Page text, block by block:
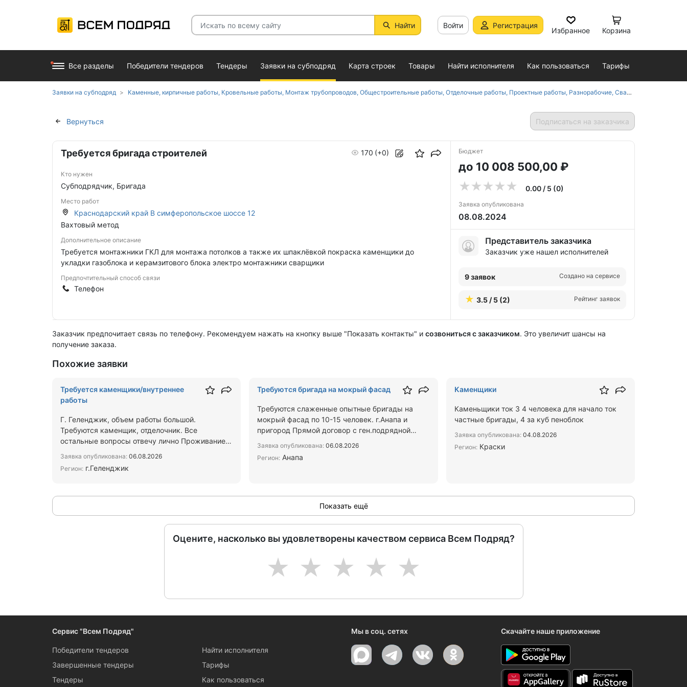
Найти Войти Регистрация
Избранное Корзина
Все разделы Победители тендеров Тендеры Заявки на субподряд Карта строек Товары Найти исполнителя Как пользоваться Тарифы
Заявки на субподряд Каменные, кирпичные работы, Кровельные работы, Монтаж трубопроводов, Общестроительные работы, Отделочные работы, Проектные работы, Разнорабочие, Сварка, металлоконструкции, Системы водопровода, канализации, отопления, Теплоизоляционные работы, Устройство полов, обойные и плиточные работы, Фасадные работы, Штукатурные работы, Электромонтажные работы в Краснодарском крае
Вернуться Подписаться на заказчика
Требуется бригада строителей 170 (+0)
Кто нужен
Субподрядчик, Бригада
Место работ
Краснодарский край В симферопольское шоссе 12
Вахтовый метод
Дополнительное описание
Требуется монтажники ГКЛ для монтажа потолков а также их шпаклёвкой покраска каменщики до
укладки газоблока и керамзитового блока электро монтажники сварщики
Предпочтительный способ связи
Телефон
Бюджет
до 10 008 500,00 ₽
0.00 / 5 (0)
Заявка опубликована
08.08.2024
Представитель заказчика
Заказчик уже нашел исполнителей
9 заявок Создано на сервисе
3.5 / 5 (2) Рейтинг заявок
Заказчик предпочитает связь по телефону. Рекомендуем нажать на кнопку выше "Показать контакты" и созвониться с заказчиком. Это увеличит шансы на
получение заказа.
Похожие заявки
Требуется каменщики/внутреннее
работы
Г. Геленджик, объем работы большой.
Требуются каменщик, отделочник. Все
остальные вопросы отвечу лично Проживание/
Заявка опубликована: 06.08.2026
Регион: г.Геленджик
Требуются бригада на мокрый фасад
Требуются слаженные опытные бригады на
мокрый фасад по 10-15 человек. г.Анапа и
пригород Прямой договор с ген.подрядной
Заявка опубликована: 06.08.2026
Регион: Анапа
Каменщики
Каменьщики ток 3 4 человека для начало ток
частные бригады, 4 за куб пеноблок
Заявка опубликована:04.08.2026
Регион:Краски
Показать ещё
Оцените, насколько вы удовлетворены качеством сервиса Всем Подряд?
5
4
3
2
1
Сервис "Всем Подряд"
Победители тендеров
Завершенные тендеры
Тендеры
Найти исполнителя
Тарифы
Как пользоваться
Мы в соц. сетях Скачайте наше приложение